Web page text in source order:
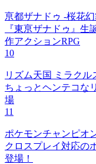
亰都ザナドゥ -桜花
『東亰ザナドゥ』生
作アクションRPG
10
リズム天国 ミラクル
ちょっとヘンテコな
場
11
ポケモンチャンピオ
クロスプレイ対応の
登場！